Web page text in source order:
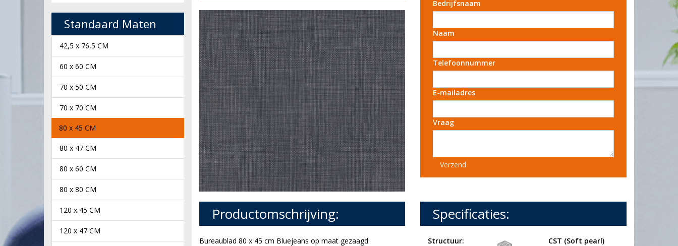
Bedrijfsnaam
Naam
Telefoonnummer
E-mailadres
Vraag
Verzend
Productomschrijving:
Bureaublad 80 x 45 cm Bluejeans op maat gezaagd.
Specificaties:
Structuur:
CST (Soft pearl)
Standaard Maten
42,5 x 76,5 CM
60 x 60 CM
70 x 50 CM
70 x 70 CM
80 x 45 CM
80 x 47 CM
80 x 60 CM
80 x 80 CM
120 x 45 CM
120 x 47 CM